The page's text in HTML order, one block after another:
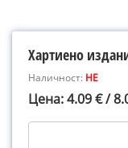
Хартиено
Наличност: НЕ
Цена: 4.09 € /